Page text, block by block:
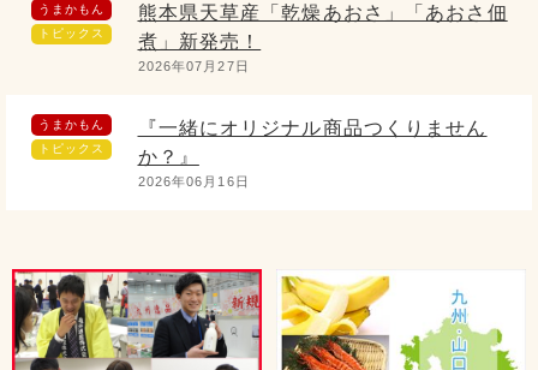
うまかもん
トピックス
熊本県天草産「乾燥あおさ」「あおさ佃
煮」新発売！
2026年07月27日
うまかもん
トピックス
『一緒にオリジナル商品つくりません
か？』
2026年06月16日
ました！
2026年05月2日
うまかもん
たべる辣油木耳ご紹介